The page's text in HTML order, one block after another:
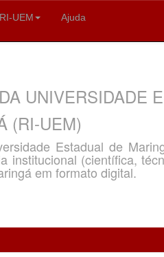
UEM Ajuda
UNIVERSIDADE
(RI-UEM)
Estadual de
institucional (científica,
em formato digital.